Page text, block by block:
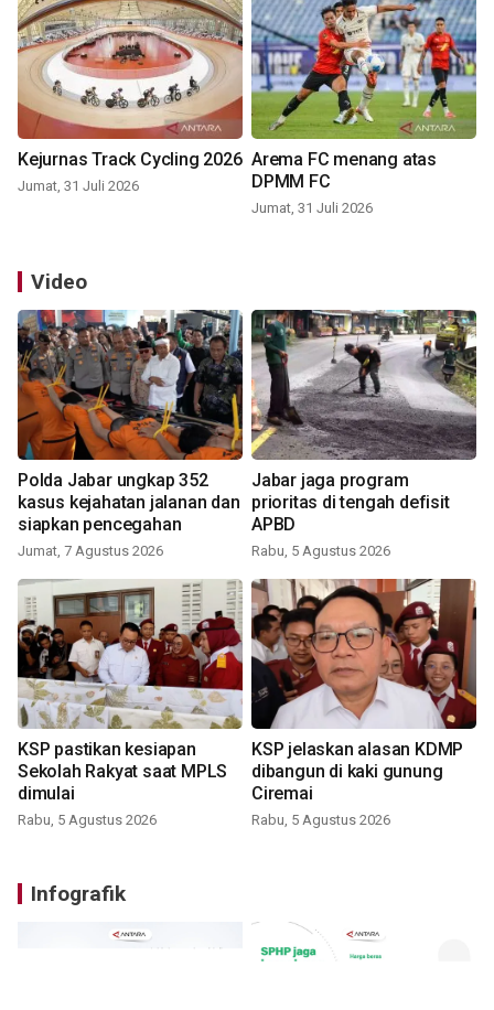
Kejurnas Track Cycling 2026
Jumat, 31 Juli 2026
Arema FC menang atas
DPMM FC
Jumat, 31 Juli 2026
Video
Polda Jabar ungkap 352
kasus kejahatan jalanan dan
siapkan pencegahan
Jumat, 7 Agustus 2026
Jabar jaga program
prioritas di tengah defisit
APBD
Rabu, 5 Agustus 2026
KSP pastikan kesiapan
Sekolah Rakyat saat MPLS
dimulai
Rabu, 5 Agustus 2026
KSP jelaskan alasan KDMP
dibangun di kaki gunung
Ciremai
Rabu, 5 Agustus 2026
Infografik